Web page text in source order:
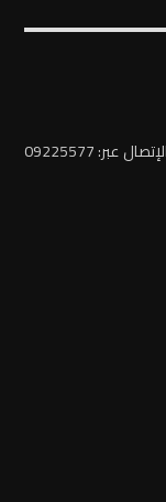
09225577